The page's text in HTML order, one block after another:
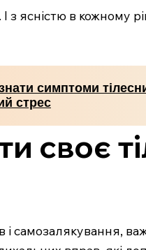
з ясністю в кожному
симптоми
стрес
своє
і самозалякування,